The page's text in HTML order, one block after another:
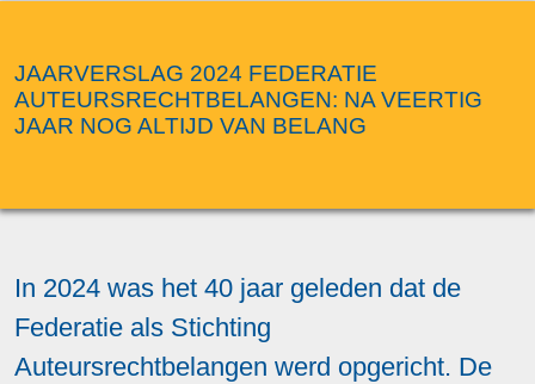
JAARVERSLAG 2024 FEDERATIE
AUTEURSRECHTBELANGEN: NA VEERTIG
JAAR NOG ALTIJD VAN BELANG
In 2024 was het 40 jaar geleden dat de
Federatie als Stichting
Auteursrechtbelangen werd opgericht. De